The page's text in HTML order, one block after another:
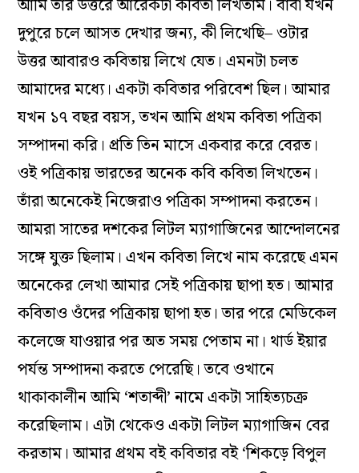
আমিতারউত্তরেআরেকটাকবিতালিখতাম। বাবাযখন
দুপুরেচলেআসতদেখারজন্য, কীলিখেছি–ওটার
উত্তরআবারও কবিতায়লিখেযেত। এমনটাচলত
আমাদেরমধ্যে। একটাকবিতারপরিবেশছিল। আমার
যখন ১৭ বছরবয়স,তখনআমিপ্রথমকবিতাপত্রিকা
সম্পাদনাকরি। প্রতিতিনমাসেএকবারকরেবেরত।
ওইপত্রিকায়ভারতেরঅনেককবিকবিতালিখতেন।
তাঁরাঅনেকেইনিজেরাও পত্রিকাসম্পাদনাকরতেন।
আমরাসাতেরদশকেরলিটলম্যাগাজিনেরআন্দোলনের
সঙ্গেযুক্তছিলাম। এখনকবিতালিখেনামকরেছেএমন
অনেকেরলেখাআমারসেইপত্রিকায়ছাপাহত। আমার
কবিতাও ওঁদেরপত্রিকায়ছাপাহত। তার পরেমেডিকেল
কলেজেযাওয়ারপরঅতসময়পেতামনা। থার্ডইয়ার
পর্যন্তসম্পাদনাকরতেপেরেছি। তবেওখানে
থাকাকালীনআমি‘শতাব্দী’ নামেএকটাসাহিত্যচক্র
করেছিলাম। এটাথেকেও একটালিটলম্যাগাজিনবের
করতাম। আমারপ্রথমবইকবিতারবই‘শিকড়েবিপুল